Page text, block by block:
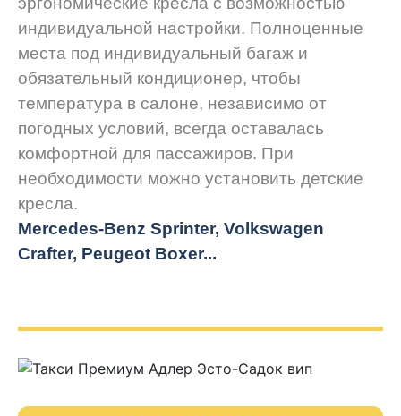
индивидуальной настройки. Полноценные
места под индивидуальный багаж и
обязательный кондиционер, чтобы
температура в салоне, независимо от
погодных условий, всегда оставалась
комфортной для пассажиров. При
необходимости можно установить детские
кресла.
Mercedes-Benz Sprinter, Volkswagen
Crafter, Peugeot Boxer...